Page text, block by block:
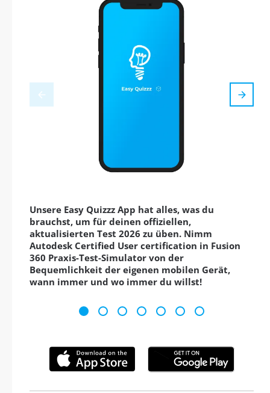
Unsere Easy Quizzz App hat alles, was du
brauchst, um für deinen offiziellen,
aktualisierten Test 2026 zu üben. Nimm
Autodesk Certified User certification in Fusion
360 Praxis-Test-Simulator von der
Bequemlichkeit der eigenen mobilen Gerät,
wann immer und wo immer du willst!